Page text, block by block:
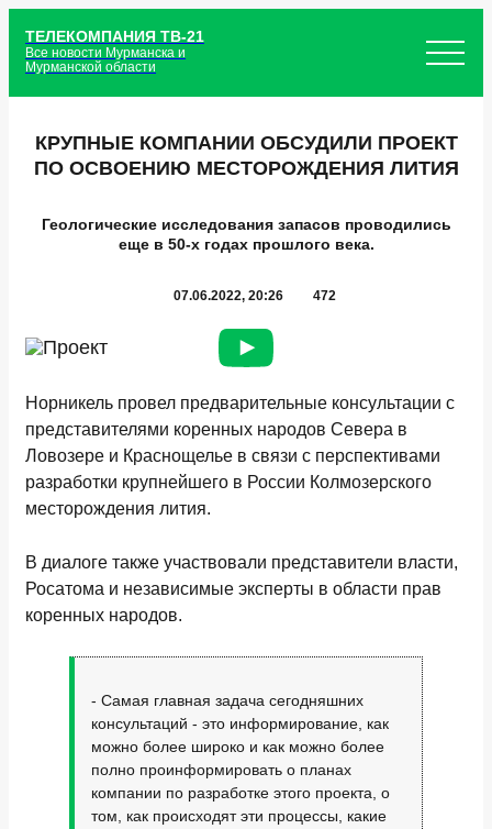
ТЕЛЕКОМПАНИЯ ТВ-21
Все новости Мурманска и
Мурманской области
КРУПНЫЕ КОМПАНИИ ОБСУДИЛИ ПРОЕКТ
ПО ОСВОЕНИЮ МЕСТОРОЖДЕНИЯ ЛИТИЯ
Геологические исследования запасов проводились
еще в 50-х годах прошлого века.
07.06.2022, 20:26 472
Норникель провел предварительные консультации с
представителями коренных народов Севера в
Ловозере и Краснощелье в связи с перспективами
разработки крупнейшего в России Колмозерского
месторождения лития.
В диалоге также участвовали представители власти,
Росатома и независимые эксперты в области прав
коренных народов.
- Самая главная задача сегодняшних
консультаций - это информирование, как
можно более широко и как можно более
полно проинформировать о планах
компании по разработке этого проекта, о
том, как происходят эти процессы, какие